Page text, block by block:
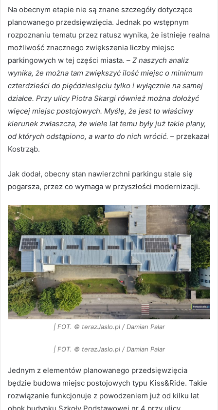
Na obecnym etapie nie są znane szczegóły dotyczące
planowanego przedsięwzięcia. Jednak po wstępnym
rozpoznaniu tematu przez ratusz wynika, że istnieje realna
możliwość znacznego zwiększenia liczby miejsc
parkingowych w tej części miasta. – Z naszych analiz
wynika, że można tam zwiększyć ilość miejsc o minimum
czterdzieści do pięćdziesięciu tylko i wyłącznie na samej
działce. Przy ulicy Piotra Skargi również można dołożyć
więcej miejsc postojowych. Myślę, że jest to właściwy
kierunek zwłaszcza, że wiele lat temu były już takie plany,
od których odstąpiono, a warto do nich wrócić. – przekazał
Kostrząb.
Jak dodał, obecny stan nawierzchni parkingu stale się
pogarsza, przez co wymaga w przyszłości modernizacji.
| FOT. © terazJaslo.pl / Damian Palar
| FOT. © terazJaslo.pl / Damian Palar
Jednym z elementów planowanego przedsięwzięcia
będzie budowa miejsc postojowych typu Kiss&Ride. Takie
rozwiązanie funkcjonuje z powodzeniem już od kilku lat